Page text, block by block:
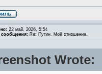
22 май, 2026, 5:54
сообщения: Re: Путин. Моё отношение.
Wrote: